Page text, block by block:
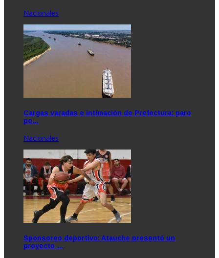
Nacionales
Cargas varadas e intimación de Prefectura: paro
po…
Nacionales
Sponsoreo deportivo: Atauche presentó un
proyecto …